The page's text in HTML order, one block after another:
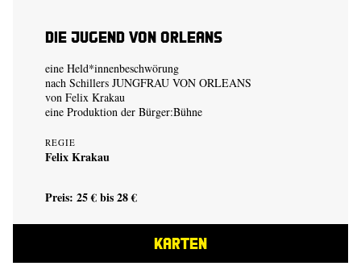
Die Jugend von Orleans
eine Held*innenbeschwörung
nach Schillers JUNGFRAU VON ORLEANS
von Felix Krakau
eine Produktion der Bürger:Bühne
REGIE
Felix Krakau
Preis: 25 € bis 28 €
KARTEN